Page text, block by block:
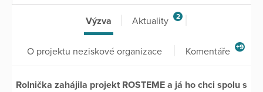
Výzva Aktuality 2
O projektu neziskové organizace Komentáře +9
Rolnička zahájila projekt ROSTEME a já ho chci spolu s